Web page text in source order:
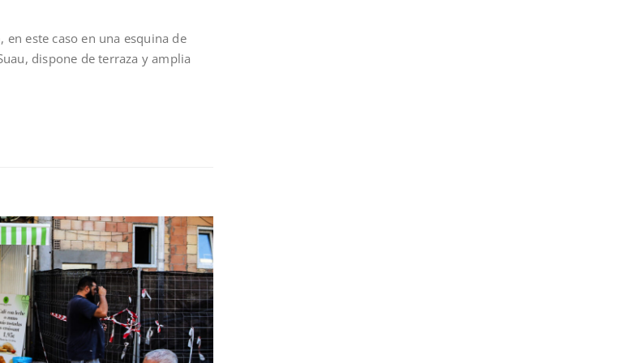
, en este caso en una esquina de
dispone de terraza y amplia